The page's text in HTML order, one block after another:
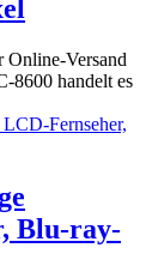
Online-Versand
8600 handelt es
Blu-ray-